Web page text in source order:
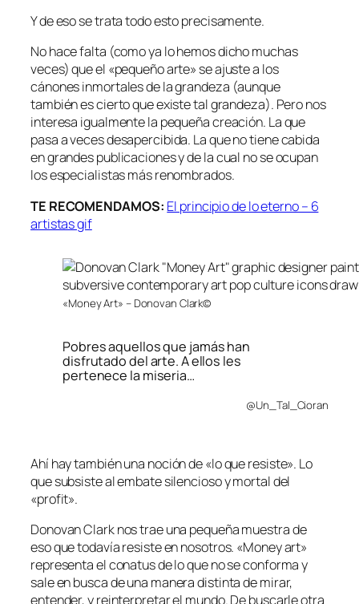
Y de eso se trata todo esto precisamente.
No hace falta (como ya lo hemos dicho muchas
veces) que el «pequeño arte» se ajuste a los
cánones inmortales de la grandeza (aunque
también es cierto que existe tal grandeza). Pero nos
interesa igualmente la pequeña creación. La que
pasa a veces desapercibida. La que no tiene cabida
en grandes publicaciones y de la cual no se ocupan
los especialistas más renombrados.
TE RECOMENDAMOS: El principio de lo eterno – 6
artistas gif
«Money Art» – Donovan Clark©
Pobres aquellos que jamás han
disfrutado del arte. A ellos les
pertenece la miseria…
@Un_Tal_Cioran
Ahí hay también una noción de «lo que resiste». Lo
que subsiste al embate silencioso y mortal del
«profit».
Donovan Clark nos trae una pequeña muestra de
eso que todavía resiste en nosotros. «Money art»
representa el conatus de lo que no se conforma y
sale en busca de una manera distinta de mirar,
entender, y reinterpretar el mundo. De buscarle otra